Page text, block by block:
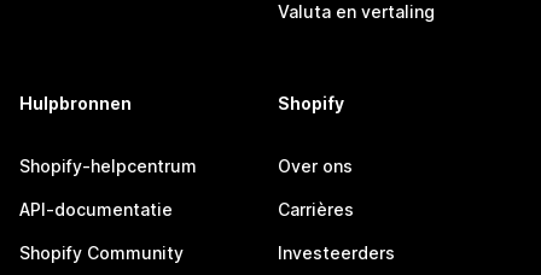
Valuta en vertaling
Hulpbronnen
Shopify-helpcentrum
API-documentatie
Shopify Community
Shopify
Over ons
Carrières
Investeerders